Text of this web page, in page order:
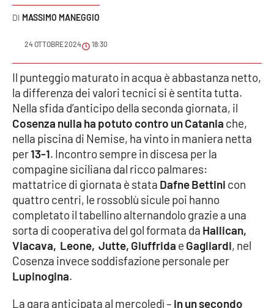
Meteo
Editoriali
VIDEO
Ambiente
Cronaca
Cultura
Economia e Lavoro
MASSIMO MANEGGIO
24 OTTOBRE 2024 18:30
Il punteggio maturato in acqua è abbastanza netto,
la differenza dei valori tecnici si è sentita tutta.
Nella sfida d’anticipo della seconda giornata, il
Cosenza nulla ha potuto contro un Catania che,
nella piscina di Nemise, ha vinto in maniera netta
per13-1. Incontro sempre in discesa per la
compagine siciliana dal ricco palmares:
mattatrice di giornata è stata Dafne Bettini con
quattro centri, le rossoblù sicule poi hanno
completato il tabellino alternandolo grazie a una
sorta di cooperativa del gol formata da Hallican,
Viacava, Leone, Jutte, Giuffrida e Gagliardi, nel
Cosenza invece soddisfazione personale per
Lupinogina.
La gara anticipata al mercoledì – in un secondo